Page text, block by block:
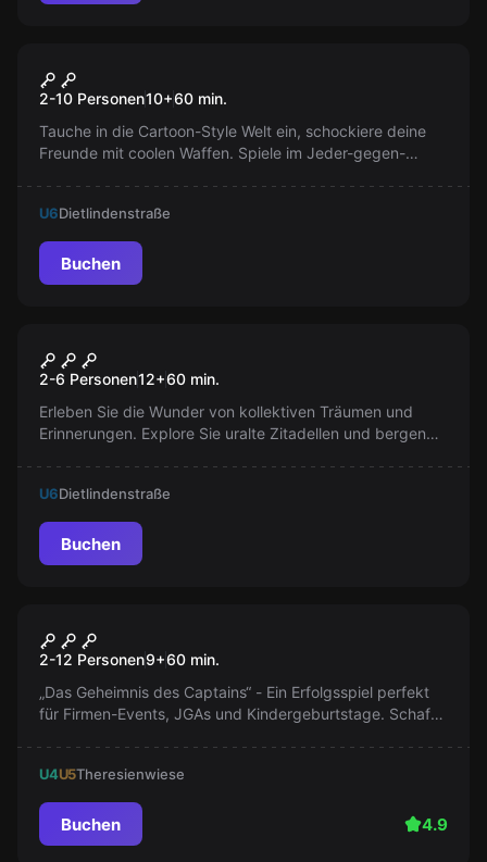
Smash Point
2-10 Personen10+60 min.
Tauche in die Cartoon-Style Welt ein, schockiere deine
Freunde mit coolen Waffen. Spiele im Jeder-gegen-
U6Dietlindenstraße
Buchen
Dream Hackers
2-6 Personen12+60 min.
Erleben Sie die Wunder von kollektiven Träumen und
Erinnerungen. Explore Sie uralte Zitadellen und bergen
U6Dietlindenstraße
Buchen
Das Geheimnis des Captains
2-12 Personen9+60 min.
„Das Geheimnis des Captains“ - Ein Erfolgsspiel perfekt
für Firmen-Events, JGAs und Kindergeburtstage. Schafft
U4U5Theresienwiese
Buchen 4.9